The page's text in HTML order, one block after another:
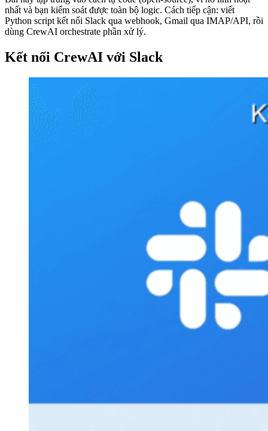
nhất và bạn kiểm soát được toàn bộ logic. Cách tiếp cận: viết
Python script kết nối Slack qua webhook, Gmail qua IMAP/API, rồi
dùng CrewAI orchestrate phần xử lý.
Kết nối CrewAI với Slack